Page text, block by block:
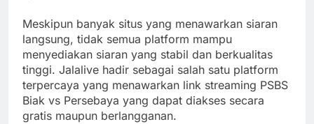
Meskipun banyak situs yang menawarkan siaran
langsung, tidak semua platform mampu
menyediakan siaran yang stabil dan berkualitas
tinggi. Jalalive hadir sebagai salah satu platform
terpercaya yang menawarkan link streaming PSBS
Biak vs Persebaya yang dapat diakses secara
gratis maupun berlangganan.